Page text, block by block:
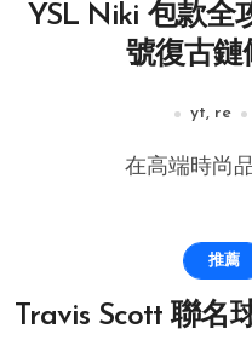
YSL Niki 包款全
號復古鏈
yt, re
在高端時尚
推薦
Travis Scott 聯名